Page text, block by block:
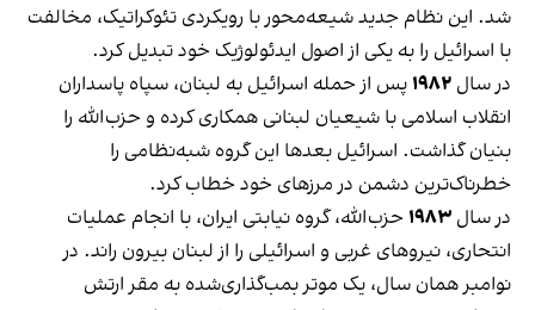
شد. این نظام جدید شیعه‌محور با رویکردی تئوکراتیک، مخالفت
با اسرائیل را به یکی از اصول ایدئولوژیک خود تبدیل کرد.
در سال ۱۹۸۲ پس از حمله اسرائیل به لبنان، سپاه پاسداران
انقلاب اسلامی با شیعیان لبنانی همکاری کرده و حزب‌الله را
بنیان گذاشت. اسرائیل بعدها این گروه شبه‌نظامی را
خطرناک‌ترین دشمن در مرزهای خود خطاب کرد.
در سال ۱۹۸۳ حزب‌الله، گروه نیابتی ایران، با انجام عملیات
انتحاری، نیروهای غربی و اسرائیلی را از لبنان بیرون راند. در
نوامبر همان سال، یک موتر بمب‌گذاری‌شده به مقر ارتش